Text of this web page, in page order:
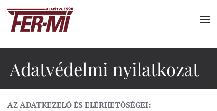
Fő tartalom átugrása
Adatvédelmi nyilatkozat
AZ ADATKEZELŐ ÉS ELÉRHETŐSÉGEI: